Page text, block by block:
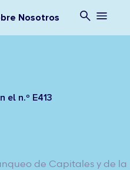
Nosotros
n.º E413
de Capitales y de